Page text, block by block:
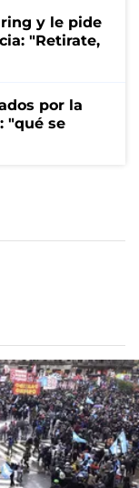
y le pide
"Retirate,
por la
"qué se